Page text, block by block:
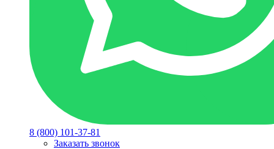
8 (800) 101-37-81
Заказать звонок